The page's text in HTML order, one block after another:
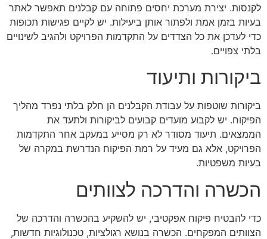
לקנסות. יצירת מערכת יחסים פתוחה עם קבלנים תאפשר לאתר
בעיות בזמן אמת ולפתור אותן ביעילות. יש לקיים פגישות תכופות
כדי לעדכן את כל הצדדים על התקדמות הפרויקט ולהגיב לשינויים
בלתי צפויים.
ביקורות ותיעוד
ביקורות שוטפות על עבודת הקבלנים הן חלק בלתי נפרד מהליך
הפיקוח. יש לקבוע מועדים קבועים לביקורות ולתעד את
הממצאים. תיעוד מסודר לא רק מסייע במעקב אחר התקדמות
הפרויקט, אלא גם מעיד על רמת הפיקוח הנדרשת במקרה של
בעיות משפטיות.
הכשרה והדרכה לצוותים
כדי להבטיח פיקוח אפקטיבי, יש להשקיע בהכשרה והדרכה של
הצוותים המפקחים. הכשרה בנושא רגולציות, טכנולוגיות חדשות,